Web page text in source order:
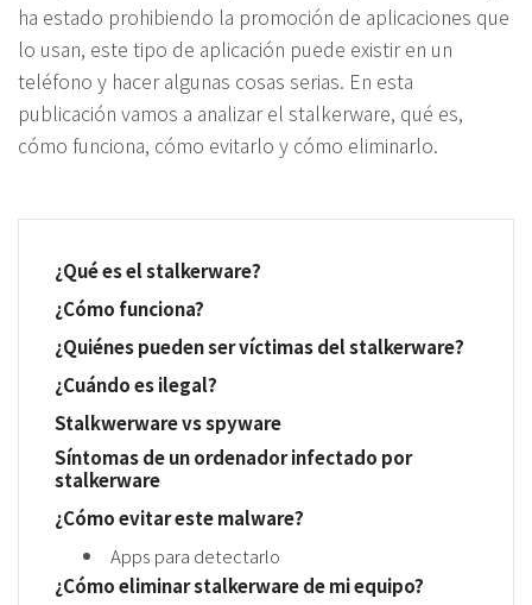
ha estado prohibiendo la promoción de aplicaciones que
lo usan, este tipo de aplicación puede existir en un
teléfono y hacer algunas cosas serias. En esta
publicación vamos a analizar el stalkerware, qué es,
cómo funciona, cómo evitarlo y cómo eliminarlo.
¿Qué es el stalkerware?
¿Cómo funciona?
¿Quiénes pueden ser víctimas del stalkerware?
¿Cuándo es ilegal?
Stalkwerware vs spyware
Síntomas de un ordenador infectado por
stalkerware
¿Cómo evitar este malware?
Apps para detectarlo
¿Cómo eliminar stalkerware de mi equipo?